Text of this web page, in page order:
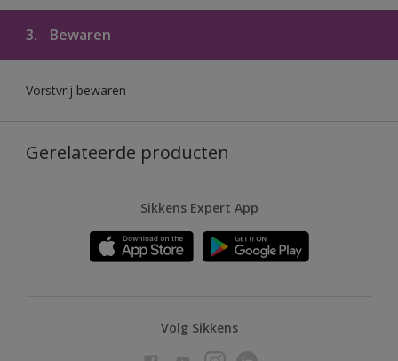
3. Bewaren
Vorstvrij bewaren
Gerelateerde producten
Sikkens Expert App
Volg Sikkens